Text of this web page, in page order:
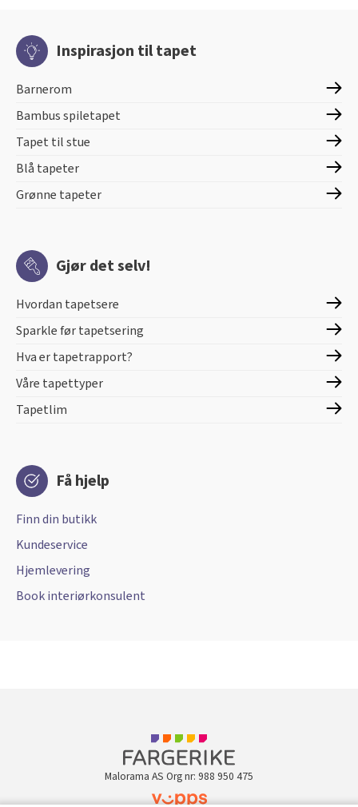
Inspirasjon til tapet
Barnerom
Bambus spiletapet
Tapet til stue
Blå tapeter
Grønne tapeter
Gjør det selv!
Hvordan tapetsere
Sparkle før tapetsering
Hva er tapetrapport?
Våre tapettyper
Tapetlim
Få hjelp
Finn din butikk
Kundeservice
Hjemlevering
Book interiørkonsulent
Malorama AS Org nr: 988 950 475